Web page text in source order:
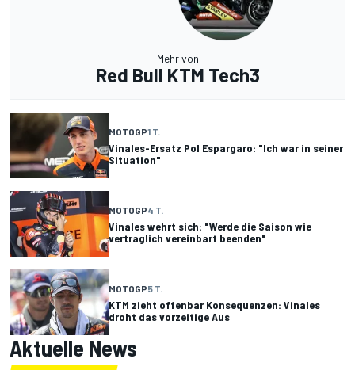
Mehr von
Red Bull KTM Tech3
MOTOGP1 T.
Vinales-Ersatz Pol Espargaro: "Ich war in seiner
Situation"
MOTOGP4 T.
Vinales wehrt sich: "Werde die Saison wie
vertraglich vereinbart beenden"
MOTOGP5 T.
KTM zieht offenbar Konsequenzen: Vinales
droht das vorzeitige Aus
Aktuelle News